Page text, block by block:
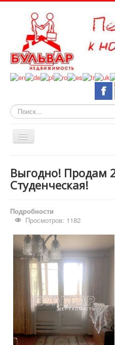
Искать...
Включить/
выключить
Горящие объекты
Квартиры
Коммерческая
Аренда
Информация
Дополнительные услуги
Вакансии
Выгодно! Продам
Студенческая!
Подробности
Просмотров: 1182